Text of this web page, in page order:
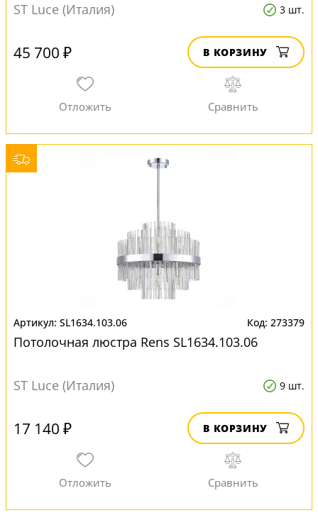
ST Luce (Италия) 3 шт.
45 700 ₽ В КОРЗИНУ
SL1634.103.06 273379
Потолочная люстра Rens SL1634.103.06
ST Luce (Италия) 9 шт.
17 140 ₽ В КОРЗИНУ